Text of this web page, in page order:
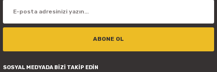
ABONE OL
SOSYAL MEDYADA BİZİ TAKİP EDİN